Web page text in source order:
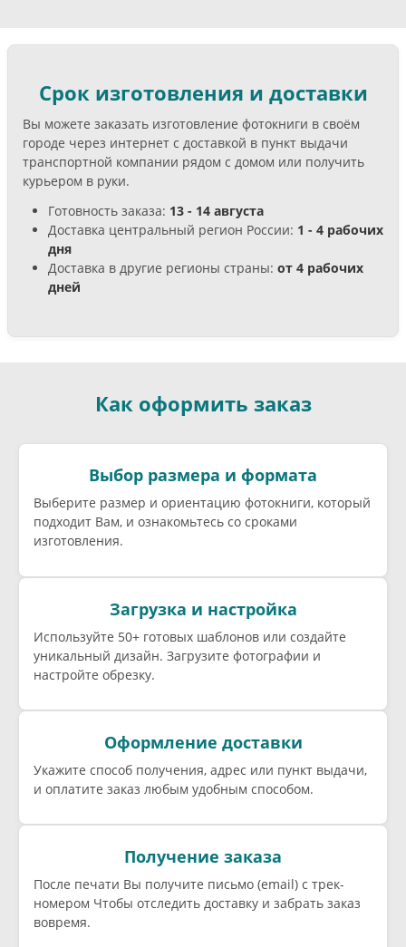
Срок изготовления и доставки
Вы можете заказать изготовление фотокниги в своём
городе через интернет с доставкой в пункт выдачи
транспортной компании рядом с домом или получить
курьером в руки.
Готовность заказа: 13 - 14 августа
Доставка центральный регион России: 1 - 4 рабочих
дня
Доставка в другие регионы страны: от 4 рабочих
дней
Как оформить заказ
Выбор размера и формата
Выберите размер и ориентацию фотокниги, который
подходит Вам, и ознакомьтесь со сроками
изготовления.
Загрузка и настройка
Используйте 50+ готовых шаблонов или создайте
уникальный дизайн. Загрузите фотографии и
настройте обрезку.
Оформление доставки
Укажите способ получения, адрес или пункт выдачи,
и оплатите заказ любым удобным способом.
Получение заказа
После печати Вы получите письмо (email) c трек-
номером Чтобы отследить доставку и забрать заказ
вовремя.